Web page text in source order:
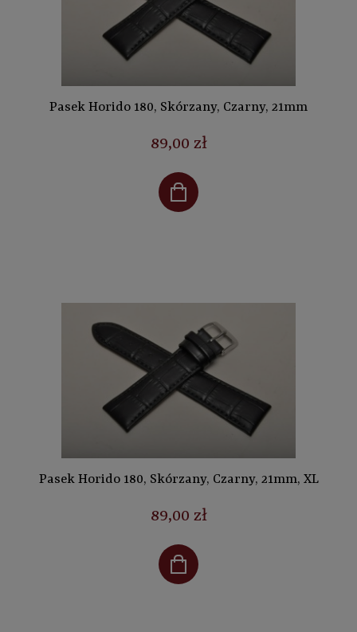
Pasek Horido 180, Skórzany, Czarny, 21mm
89,00 zł
Pasek Horido 180, Skórzany, Czarny, 21mm, XL
89,00 zł